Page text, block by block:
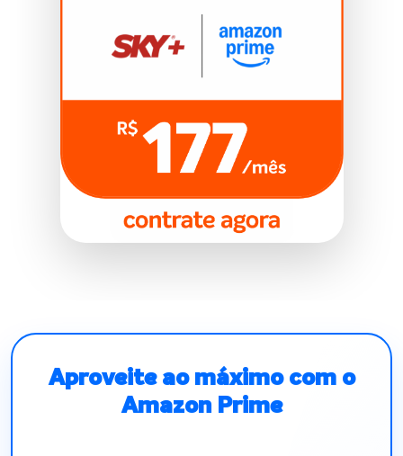
Aproveite ao máximo com o
Amazon Prime